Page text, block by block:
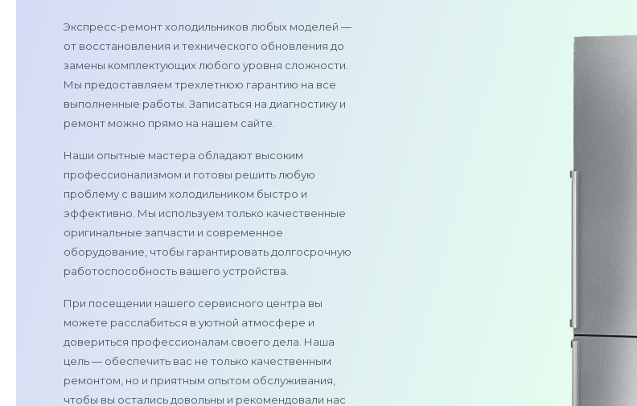
Экспресс-ремонт холодильников любых моделей —
от восстановления и технического обновления до
замены комплектующих любого уровня сложности.
Мы предоставляем трехлетнюю гарантию на все
выполненные работы. Записаться на диагностику и
ремонт можно прямо на нашем сайте.
Наши опытные мастера обладают высоким
профессионализмом и готовы решить любую
проблему с вашим холодильником быстро и
эффективно. Мы используем только качественные
оригинальные запчасти и современное
оборудование, чтобы гарантировать долгосрочную
работоспособность вашего устройства.
При посещении нашего сервисного центра вы
можете расслабиться в уютной атмосфере и
довериться профессионалам своего дела. Наша
цель — обеспечить вас не только качественным
ремонтом, но и приятным опытом обслуживания,
чтобы вы остались довольны и рекомендовали нас